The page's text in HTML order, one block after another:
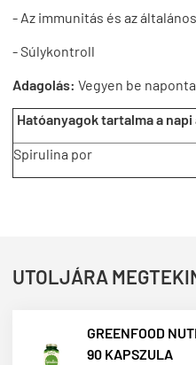
- Az immunitás és az
- Súlykontroll
Adagolás: Vegyen be
Hatóanyagok tartalma a napi
Spirulina por
UTOLJÁRA
GREENFOOD
90 KAPSZULA